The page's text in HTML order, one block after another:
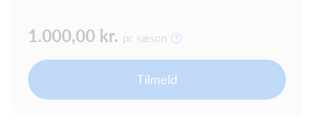
1.000,00 kr. pr. sæson
Tilmeld